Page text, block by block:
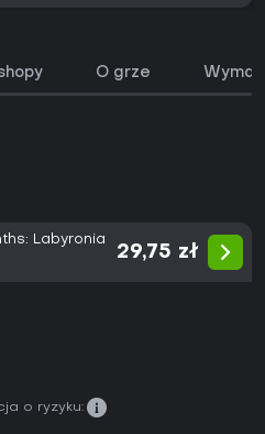
O grze
Labyronia
29,75 zł
o ryzyku: